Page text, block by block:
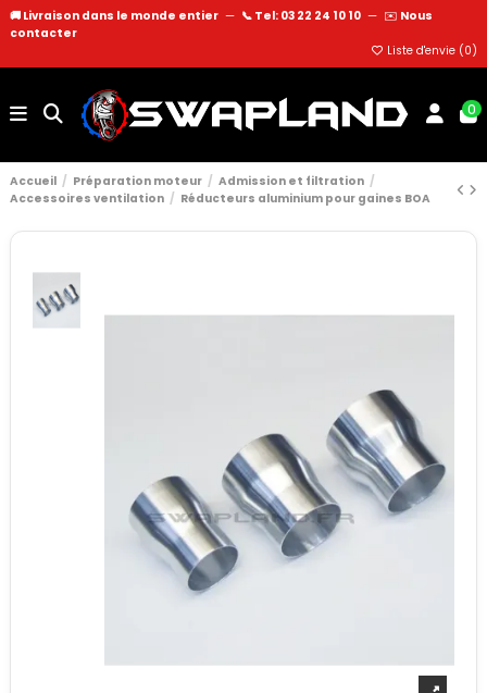
🚚 Livraison dans le monde entier — 📞 Tel: 03 22 24 10 10 — ✉️ Nous
contacter
Liste d'envie (0)
0
Accueil Préparation moteur
Admission et filtration
Accessoires ventilation
Réducteurs aluminium pour gaines BOA